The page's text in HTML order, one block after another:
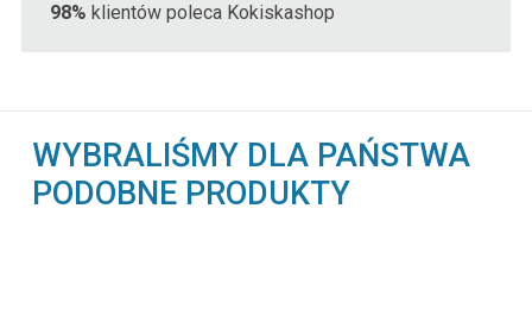
98% klientów poleca Kokiskashop
WYBRALIŚMY DLA PAŃSTWA
PODOBNE PRODUKTY